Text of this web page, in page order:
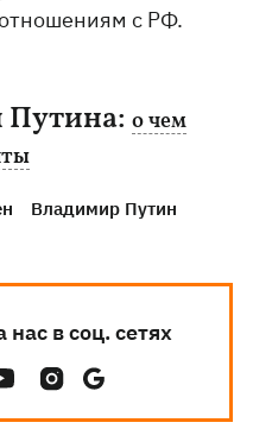
с РФ.
Путина:о чем
Владимир Путин
в соц. сетях